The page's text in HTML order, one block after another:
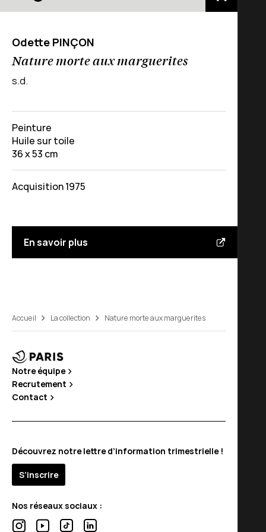
Odette PINÇON
Nature morte aux marguerites
s.d.
Peinture
Huile sur toile
36 x 53 cm
Acquisition 1975
En savoir plus
Accueil La collection Nature morte aux marguerites
Notre équipe
Recrutement
Contact
Découvrez notre lettre d’information trimestrielle !
S’inscrire
Nos réseaux sociaux :